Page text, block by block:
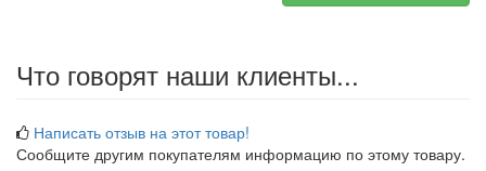
Что говорят наши клиенты...
Написать отзыв на этот товар!
Сообщите другим покупателям информацию по этому товару.